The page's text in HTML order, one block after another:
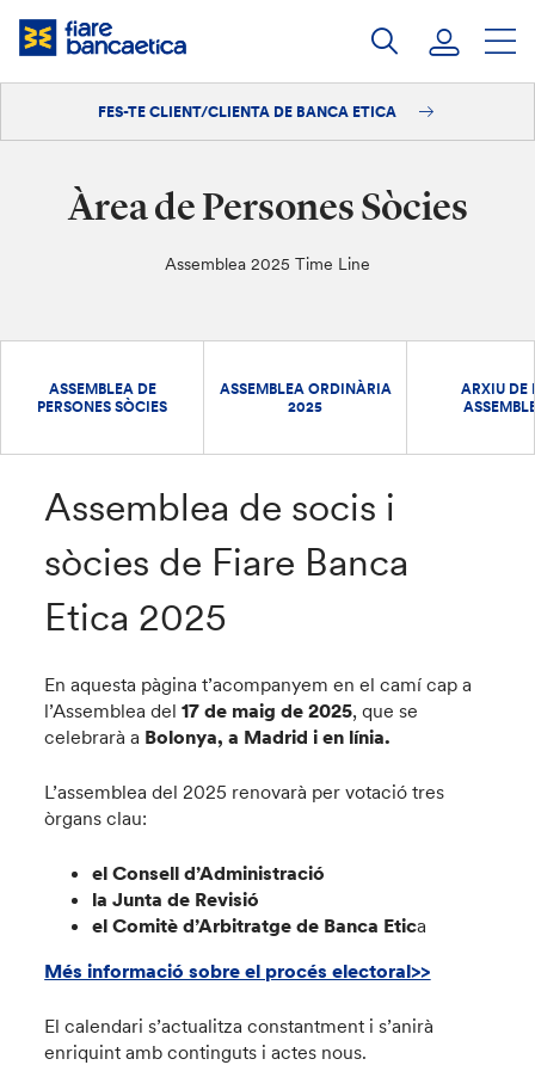
Salta
Iniciar sessióFES-TE CLIENT/CLIENTA DE BANCA ETICA
Àrea de Persones Sòcies
Assemblea 2025 Time Line
ASSEMBLEA DE
PERSONES SÒCIES
ASSEMBLEA ORDINÀRIA
2025
ARXIU DE
Assemblea de socis i
sòcies de Fiare Banca
Etica 2025
En aquesta pàgina t’acompanyem en el camí cap a
l’Assemblea del17 de maig de 2025, que se
celebrarà a Bolonya, a Madrid i en línia.
L’assemblea del 2025 renovarà per votació tres
òrgans clau:
el Consell d’Administració
la Junta de Revisió
el Comitè d’Arbitratge de Banca Etica
Més informació sobre el procés electoral>>
El calendari s’actualitza constantment i s’anirà
enriquint amb continguts i actes nous.